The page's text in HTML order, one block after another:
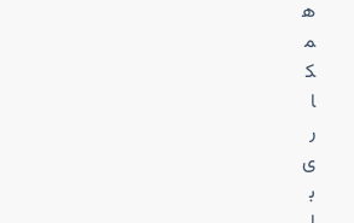
ه
م
ک
ا
ر
ی
ب